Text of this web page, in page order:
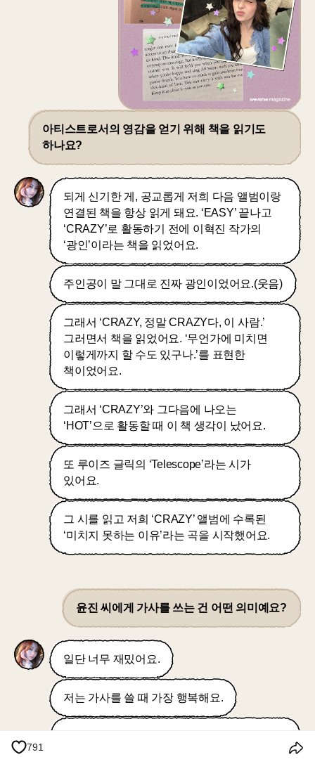
아티스트로서의 영감을 얻기 위해 책을 읽기도
하나요?
되게 신기한 게, 공교롭게 저희 다음 앨범이랑
연결된 책을 항상 읽게 돼요. ‘EASY’ 끝나고
‘CRAZY’로 활동하기 전에 이혁진 작가의
‘광인’이라는 책을 읽었어요.
주인공이 말 그대로 진짜 광인이었어요.(웃음)
그래서 ‘CRAZY, 정말 CRAZY다, 이 사람.’
그러면서 책을 읽었어요. ‘무언가에 미치면
이렇게까지 할 수도 있구나.’를 표현한
책이었어요.
그래서 ‘CRAZY’와 그다음에 나오는
‘HOT’으로 활동할 때 이 책 생각이 났어요.
또 루이즈 글릭의 ‘Telescope’라는 시가
있어요.
그 시를 읽고 저희 ‘CRAZY’ 앨범에 수록된
‘미치지 못하는 이유’라는 곡을 시작했어요.
윤진 씨에게 가사를 쓰는 건 어떤 의미예요?
일단 너무 재밌어요.
저는 가사를 쓸 때 가장 행복해요.
791